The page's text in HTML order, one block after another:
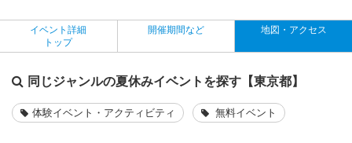
イベント詳細
トップ
開催期間など 地図・アクセス
同じジャンルの夏休みイベントを探す【東京都】
体験イベント・アクティビティ 無料イベント